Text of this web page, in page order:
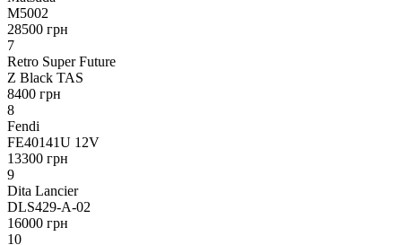
M5002
28500 грн
7
Retro Super Future
Z Black TAS
8400 грн
8
Fendi
FE40141U 12V
13300 грн
9
Dita Lancier
DLS429-A-02
16000 грн
10